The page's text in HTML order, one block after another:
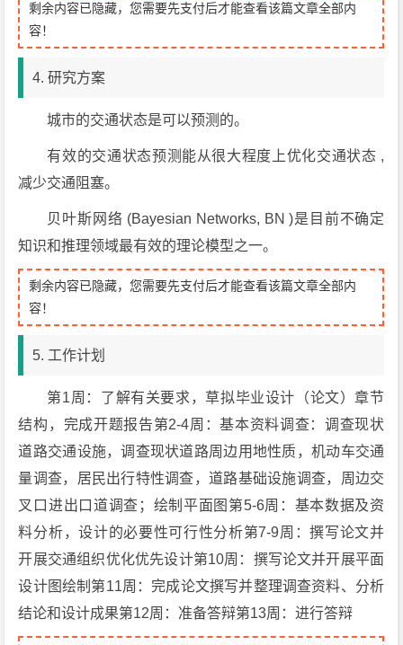
剩余内容已隐藏，您需要先支付后才能查看该篇文章全部内
容！
4. 研究方案
城市的交通状态是可以预测的。
有效的交通状态预测能从很大程度上优化交通状态 ,
减少交通阻塞。
贝叶斯网络 (Bayesian Networks, BN )是目前不确定
知识和推理领域最有效的理论模型之一。
剩余内容已隐藏，您需要先支付后才能查看该篇文章全部内
容！
5. 工作计划
第1周：了解有关要求，草拟毕业设计（论文）章节
结构，完成开题报告第2-4周：基本资料调查：调查现状
道路交通设施，调查现状道路周边用地性质，机动车交通
量调查，居民出行特性调查，道路基础设施调查，周边交
叉口进出口道调查；绘制平面图第5-6周：基本数据及资
料分析，设计的必要性可行性分析第7-9周：撰写论文并
开展交通组织优化优先设计第10周：撰写论文并开展平面
设计图绘制第11周：完成论文撰写并整理调查资料、分析
结论和设计成果第12周：准备答辩第13周：进行答辩